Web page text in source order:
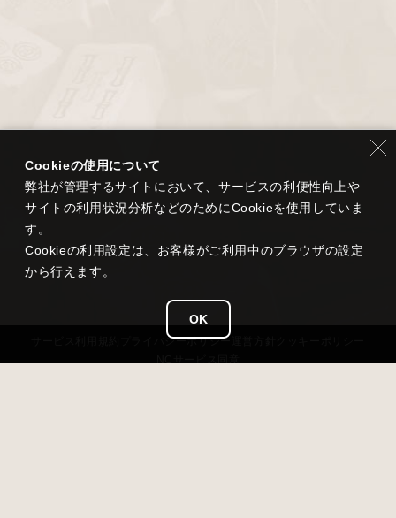
プライバシーポリシー
Cookieの使用について
弊社が管理するサイトにおいて、サービスの利便性向上や
サイトの利用状況分析などのためにCookieを使用していま
す。
Cookieの利用設定は、お客様がご利用中のブラウザの設定
から行えます。
OK